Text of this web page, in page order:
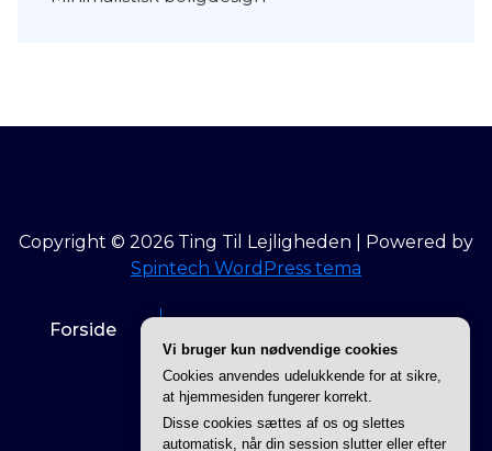
Copyright © 2026 Ting Til Lejligheden | Powered by
Spintech WordPress tema
Forside
Privatlivspolitik
Vi bruger kun nødvendige cookies
Cookies anvendes udelukkende for at sikre,
at hjemmesiden fungerer korrekt.
Disse cookies sættes af os og slettes
automatisk, når din session slutter eller efter